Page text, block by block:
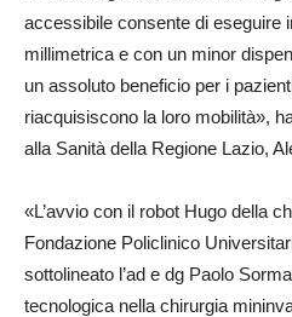
accessibile consente di eseguire
millimetrica e con un minor
un assoluto beneficio per i
riacquisiscono la loro mobilità»,
alla Sanità della Regione Lazio,
«L’avvio con il robot Hugo della
Fondazione Policlinico
sottolineato l’ad e dg Paolo
tecnologica nella chirurgia